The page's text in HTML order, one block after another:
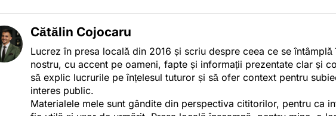
Cătălin Cojocaru
Lucrez în presa locală din 2016 și scriu despre ceea ce se întâmplă
nostru, cu accent pe oameni, fapte și informații prezentate clar și
să explic lucrurile pe înțelesul tuturor și să ofer context pentru
interes public.
Materialele mele sunt gândite din perspectiva cititorilor, pentru ca